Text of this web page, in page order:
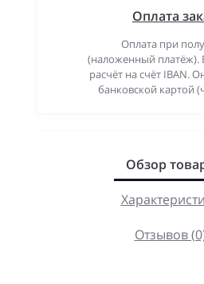
Оплата
Оплата при
(наложенный платёж).
расчёт на счёт IBAN.
банковской картой
Обзор
Отзывов